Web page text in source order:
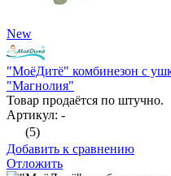
New
"МоёДитё" комбинезон с
"Магнолия"
Товар продаётся по штучно.
Артикул: -
(5)
Добавить к сравнению
Отложить